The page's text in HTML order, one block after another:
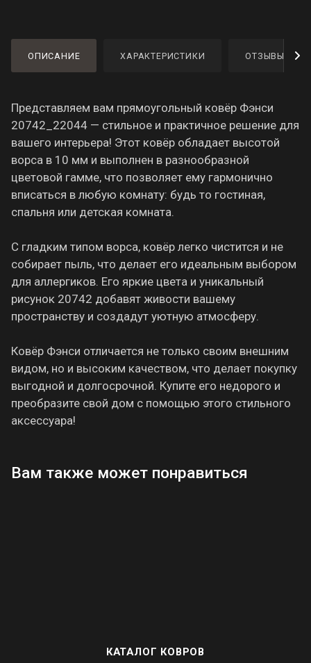
ОПИСАНИЕ ХАРАКТЕРИСТИКИ ОТЗЫВЫ
Представляем вам прямоугольный ковёр Фэнси
20742_22044 — стильное и практичное решение для
вашего интерьера! Этот ковёр обладает высотой
ворса в 10 мм и выполнен в разнообразной
цветовой гамме, что позволяет ему гармонично
вписаться в любую комнату: будь то гостиная,
спальня или детская комната.
С гладким типом ворса, ковёр легко чистится и не
собирает пыль, что делает его идеальным выбором
для аллергиков. Его яркие цвета и уникальный
рисунок 20742 добавят живости вашему
пространству и создадут уютную атмосферу.
Ковёр Фэнси отличается не только своим внешним
видом, но и высоким качеством, что делает покупку
выгодной и долгосрочной. Купите его недорого и
преобразите свой дом с помощью этого стильного
аксессуара!
Вам также может понравиться
КАТАЛОГ КОВРОВ